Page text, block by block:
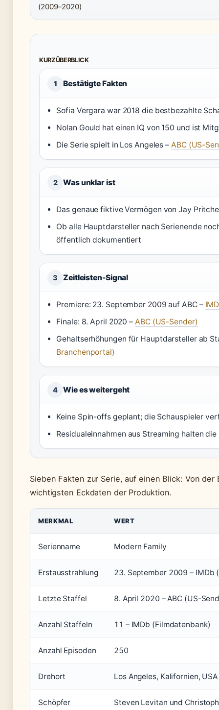
(2009–2020)
KURZÜBERBLICK
1 Bestätigte Fakten
Sofia Vergara war 2018 die bestbezahlte
Nolan Gould hat einen IQ von 150 und ist
Die Serie spielt in Los Angeles – ABC (US-
2 Was unklar ist
Das genaue fiktive Vermögen von Jay
Ob alle Hauptdarsteller nach Serienende
öffentlich dokumentiert
3 Zeitleisten-Signal
Premiere: 23. September 2009 auf ABC –
Finale: 8. April 2020 – ABC (US-Sender)
Gehaltserhöhungen für Hauptdarsteller ab
Branchenportal)
4 Wie es weitergeht
Keine Spin-offs geplant; die Schauspieler
Residualeinnahmen aus Streaming halten
Sieben Fakten zur Serie, auf einen Blick: Von
wichtigsten Eckdaten der Produktion.
MERKMAL WERT
Serienname Modern Family
Erstausstrahlung 23. September 2009 – IMDb
Letzte Staffel 8. April 2020 – ABC (US-
Anzahl Staffeln 11 – IMDb (Filmdatenbank)
Anzahl Episoden 250
Drehort Los Angeles, Kalifornien,
Schöpfer Steven Levitan und